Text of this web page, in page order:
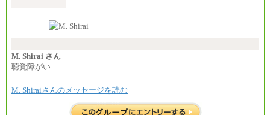
す。
い職責を担う方については、さらに高い金額を個別
※上記に加え、所定労働時間外に勤務をした場
※試用期間中も給与に変更はございません。
M. Shirai さん
聴覚障がい
M. Shiraiさんのメッセージを読む